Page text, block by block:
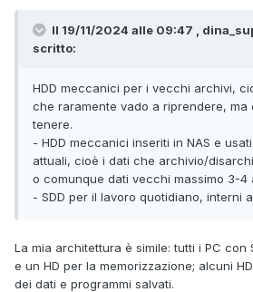
Il 19/11/2024 alle 09:47 ,
scritto:
HDD meccanici per i vecchi archivi,
che raramente vado a riprendere, ma
tenere.
- HDD meccanici inseriti in NAS e
attuali, cioè i dati che archivio/
o comunque dati vecchi massimo 3-4
- SDD per il lavoro quotidiano, interni
La mia architettura è simile: tutti i PC con
e un HD per la memorizzazione; alcuni
dei dati e programmi salvati.